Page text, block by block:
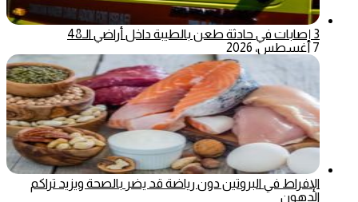
3 إصابات في حادثة طعن بالطيبة داخل أراضي الـ48
7 أغسطس، 2026
الإفراط في البروتين دون رياضة قد يضر بالصحة ويزيد تراكم
الدهون